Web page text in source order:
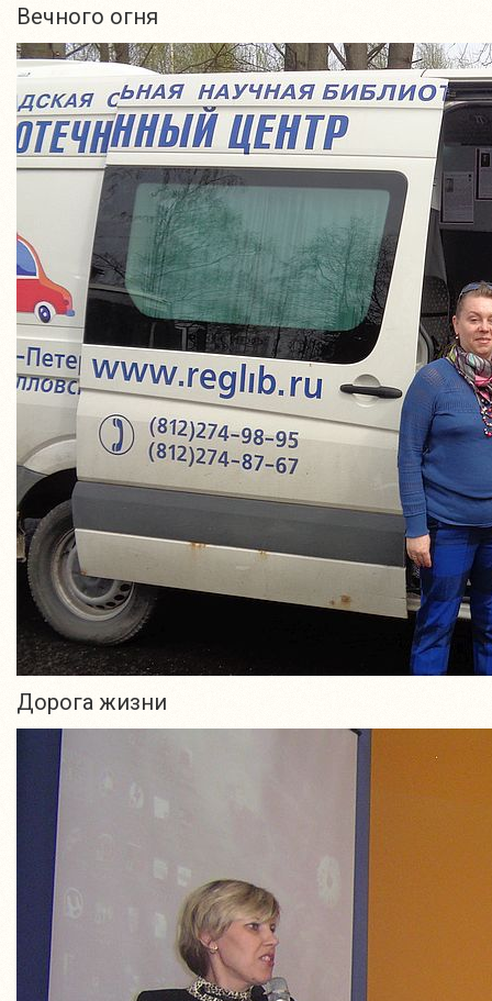
Вечного огня
Дорога жизни